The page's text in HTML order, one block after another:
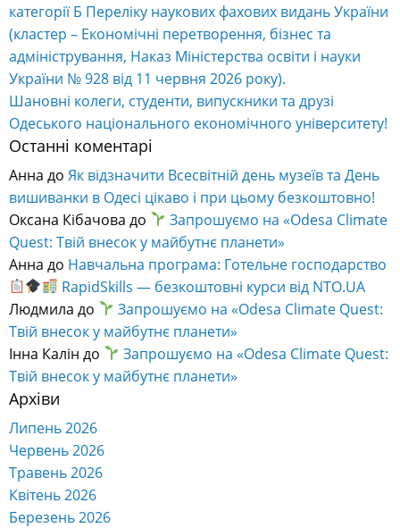
категорії Б Переліку наукових фахових видань України
(кластер – Економічні перетворення, бізнес та
адміністрування, Наказ Міністерства освіти і науки
України № 928 від 11 червня 2026 року).
Шановні колеги, студенти, випускники та друзі
Одеського національного економічного університету!
Останні коментарі
Анна до Як відзначити Всесвітній день музеїв та День
вишиванки в Одесі цікаво і при цьому безкоштовно!
Оксана Кібачова до
Запрошуємо на «Odesa Climate
Quest: Твій внесок у майбутнє планети»
Анна до Навчальна програма: Готельне господарство
RapidSkills — безкоштовні курси від NTO.UA
Людмила до
Запрошуємо на «Odesa Climate Quest:
Твій внесок у майбутнє планети»
Інна Калін до
Запрошуємо на «Odesa Climate Quest:
Твій внесок у майбутнє планети»
Архіви
Липень 2026
Червень 2026
Травень 2026
Квітень 2026
Березень 2026